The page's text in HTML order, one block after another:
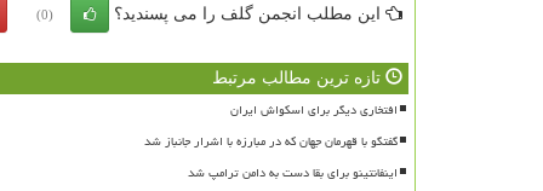
این مطلب انجمن گلف را می پسندید؟ (0)
تازه ترین مطالب مرتبط
افتخاری دیگر برای اسکواش ایران
گفتگو با قهرمان جهان که در مبارزه با اشرار جانباز شد
اینفانتینو برای بقا دست به دامن ترامپ شد